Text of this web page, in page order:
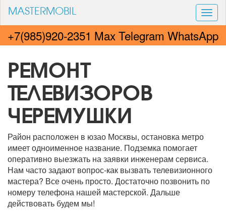
MASTERMOBIL
+7(985)920-2351 Max Telegram WhatsApp
РЕМОНТ
ТЕЛЕВИЗОРОВ
ЧЕРЕМУШКИ
Район расположен в юзао Москвы, остановка метро
имеет одноименное название. Подземка помогает
оперативно выезжать на заявки инженерам сервиса.
Нам часто задают вопрос-как вызвать телевизионного
мастера? Все очень просто. Достаточно позвонить по
номеру телефона нашей мастерской. Дальше
действовать будем мы!